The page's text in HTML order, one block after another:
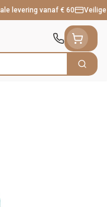
levering vanaf € 60
Zoek